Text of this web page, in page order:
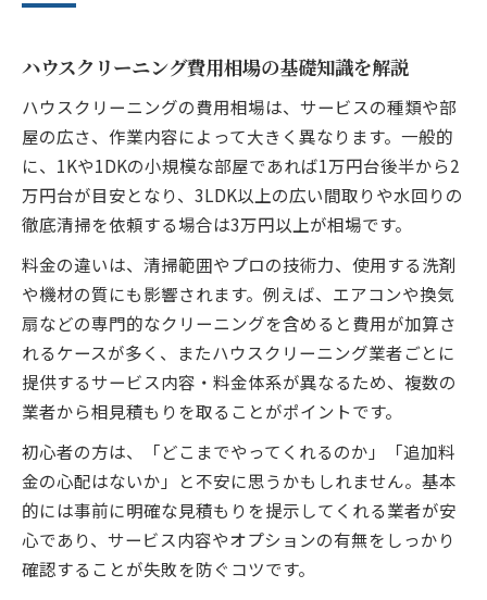
プロの技が光るハウスクリーニングの違い
ハウスクリーニングを早く終わらせる方法
プロと自分でやる場合の費用比較ポイント
ハウスクリーニング選びで失敗しない方法
後悔しないハウスクリーニング業者選びの秘訣
信頼できるハウスクリーニング業者の特徴
見積もり時のハウスクリーニング注意点
口コミを活かした業者選びのコツを伝授
ハウスクリーニングのサービス範囲を確認
損害補償や追加費用対策も忘れずに
美装工事との違いに注目したクリーニング選択
法
美装とハウスクリーニングの違いを解説
美装工事相場とハウスクリーニング比較
美装クリーニングの特徴と適した場面
ハウスクリーニングと美装工事の選び方
ハウスクリーニング費用相場の基礎知識を解説
ハウスクリーニングの費用相場は、サービスの種類や部
屋の広さ、作業内容によって大きく異なります。一般的
に、1Kや1DKの小規模な部屋であれば1万円台後半から2
万円台が目安となり、3LDK以上の広い間取りや水回りの
徹底清掃を依頼する場合は3万円以上が相場です。
料金の違いは、清掃範囲やプロの技術力、使用する洗剤
や機材の質にも影響されます。例えば、エアコンや換気
扇などの専門的なクリーニングを含めると費用が加算さ
れるケースが多く、またハウスクリーニング業者ごとに
提供するサービス内容・料金体系が異なるため、複数の
業者から相見積もりを取ることがポイントです。
初心者の方は、「どこまでやってくれるのか」「追加料
金の心配はないか」と不安に思うかもしれません。基本
的には事前に明確な見積もりを提示してくれる業者が安
心であり、サービス内容やオプションの有無をしっかり
確認することが失敗を防ぐコツです。